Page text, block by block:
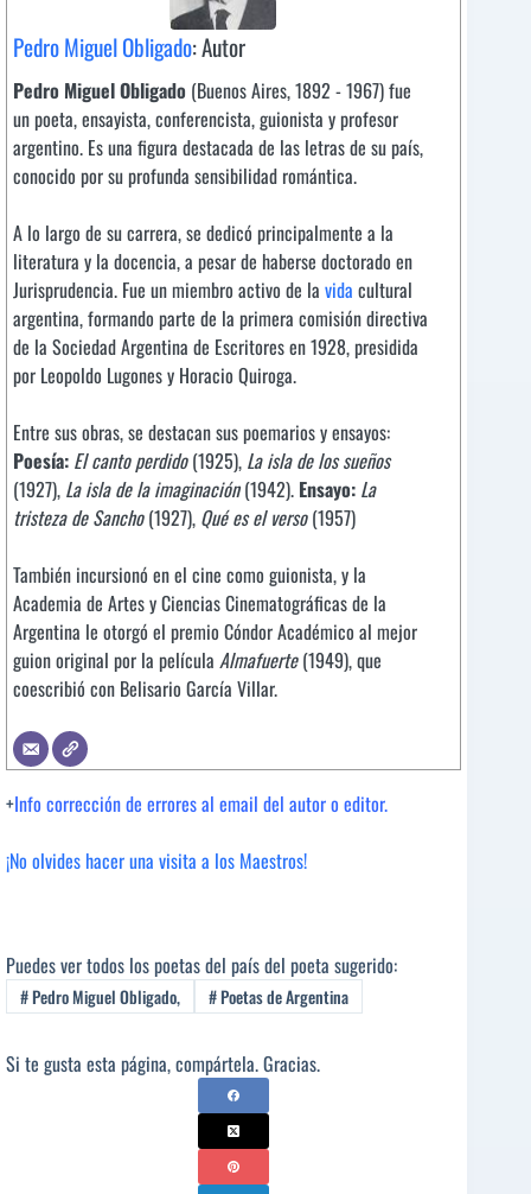
Pedro Miguel Obligado: Autor
Pedro Miguel Obligado (Buenos Aires, 1892 - 1967) fue
un poeta, ensayista, conferencista, guionista y profesor
argentino. Es una figura destacada de las letras de su país,
conocido por su profunda sensibilidad romántica.
A lo largo de su carrera, se dedicó principalmente a la
literatura y la docencia, a pesar de haberse doctorado en
Jurisprudencia. Fue un miembro activo de la vida cultural
argentina, formando parte de la primera comisión directiva
de la Sociedad Argentina de Escritores en 1928, presidida
por Leopoldo Lugones y Horacio Quiroga.
Entre sus obras, se destacan sus poemarios y ensayos:
Poesía: El canto perdido(1925), La isla de los sueños
(1927), La isla de la imaginación(1942). Ensayo: La
tristeza de Sancho(1927), Qué es el verso(1957)
También incursionó en el cine como guionista, y la
Academia de Artes y Ciencias Cinematográficas de la
Argentina le otorgó el premio Cóndor Académico al mejor
guion original por la película Almafuerte(1949), que
coescribió con Belisario García Villar.
+Info corrección de errores al email del autor o editor.
¡No olvides hacer una visita a los Maestros!
Puedes ver todos los poetas del país del poeta sugerido:
#Pedro Miguel Obligado, #Poetas de Argentina
Si te gusta esta página, compártela. Gracias.